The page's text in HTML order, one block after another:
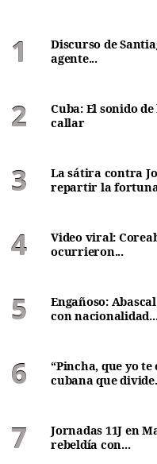
Discurso de
agente...
Cuba: El sonido
callar
La sátira contra
repartir la
Video viral:
ocurrieron...
Engañoso:
con
“Pincha, que yo
cubana que
Jornadas 11J en
rebeldía con...